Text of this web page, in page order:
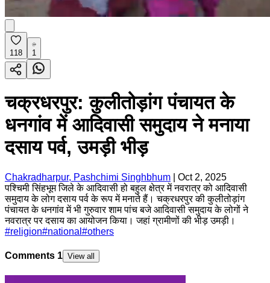
118 1
चक्रधरपुर: कुलीतोड़ांग पंचायत के
धनगांव में आदिवासी समुदाय ने मनाया
दसाय पर्व, उमड़ी भीड़
Chakradharpur, Pashchimi Singhbhum
Oct 2, 2025
पश्चिमी सिंहभूम जिले के आदिवासी हो बहुल क्षेत्र में नवरात्र को आदिवासी
समुदाय के लोग दसाय पर्व के रूप में मनाते हैं। चक्रधरपुर की कुलीतोड़ांग
पंचायत के धनगांव में भी गुरुवार शाम पांच बजे आदिवासी समुदाय के लोगों ने
नवरात्र पर दसाय का आयोजन किया। जहां ग्रामीणों की भीड़ उमड़ी।
#religion#national #others
Comments 1 View all